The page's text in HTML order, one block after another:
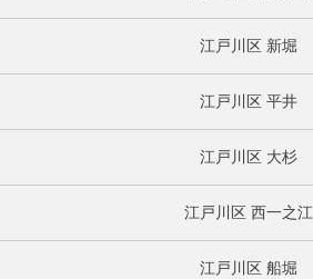
江戸川区 新堀
江戸川区 平井
江戸川区 大杉
江戸川区 西一之江
江戸川区 船堀